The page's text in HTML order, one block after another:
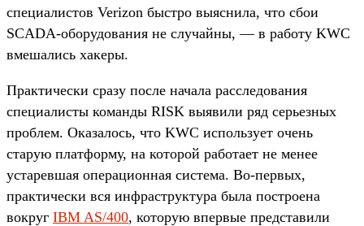
специалистов Verizon быстро выяснила, что сбои
SCADA-оборудования не случайны, — в работу KWC
вмешались хакеры.
Практически сразу после начала расследования
специалисты команды RISK выявили ряд серьезных
проблем. Оказалось, что KWC использует очень
старую платформу, на которой работает не менее
устаревшая операционная система. Во-первых,
практически вся инфраструктура была построена
вокруг IBM AS/400, которую впервые представили